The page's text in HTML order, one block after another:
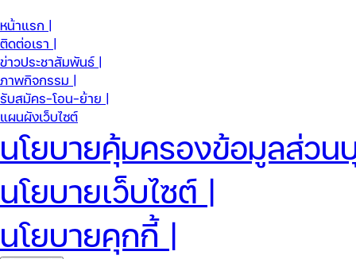
หน้าแรก |
ติดต่อเรา |
ข่าวประชาสัมพันธ์ |
ภาพกิจกรรม |
รับสมัคร-โอน-ย้าย |
แผนผังเว็บไซต์
นโยบายคุ้มครองข้อมูลส่วน
นโยบายเว็บไซต์ |
นโยบายคุกกี้ |